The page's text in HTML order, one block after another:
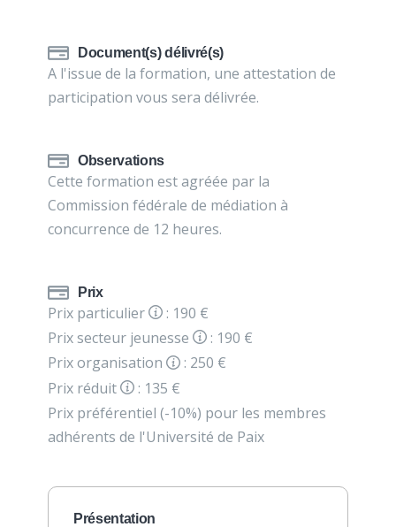
Document(s) délivré(s)
A l'issue de la formation, une attestation de
participation vous sera délivrée.
Observations
Cette formation est agréée par la
Commission fédérale de médiation à
concurrence de 12 heures.
Prix
Prix particulier
: 190 €
Prix secteur jeunesse
: 190 €
Prix organisation
: 250 €
Prix réduit
: 135 €
Prix préférentiel (-10%) pour les membres
adhérents de l'Université de Paix
Présentation